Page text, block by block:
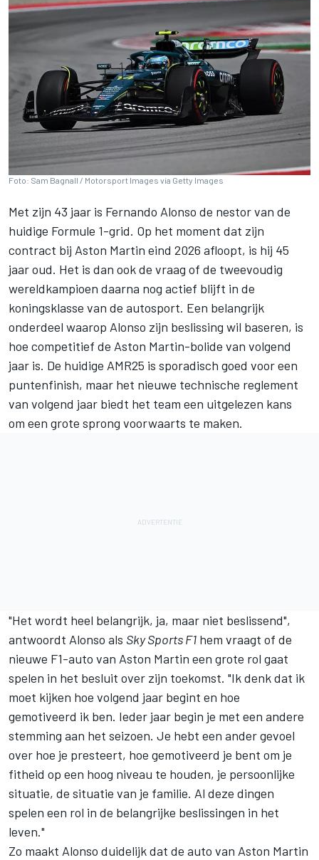
Foto: Sam Bagnall / Motorsport Images via Getty Images
Met zijn 43 jaar is Fernando Alonso de nestor van de
huidige Formule 1-grid. Op het moment dat zijn
contract bij Aston Martin eind 2026 afloopt, is hij 45
jaar oud. Het is dan ook de vraag of de tweevoudig
wereldkampioen daarna nog actief blijft in de
koningsklasse van de autosport. Een belangrijk
onderdeel waarop Alonso zijn beslissing wil baseren, is
hoe competitief de Aston Martin-bolide van volgend
jaar is. De huidige AMR25 is sporadisch goed voor een
puntenfinish, maar het nieuwe technische reglement
van volgend jaar biedt het team een uitgelezen kans
om een grote sprong voorwaarts te maken.
"Het wordt heel belangrijk, ja, maar niet beslissend",
antwoordt Alonso als Sky Sports F1 hem vraagt of de
nieuwe F1-auto van Aston Martin een grote rol gaat
spelen in het besluit over zijn toekomst. "Ik denk dat ik
moet kijken hoe volgend jaar begint en hoe
gemotiveerd ik ben. Ieder jaar begin je met een andere
stemming aan het seizoen. Je hebt een ander gevoel
over hoe je presteert, hoe gemotiveerd je bent om je
fitheid op een hoog niveau te houden, je persoonlijke
situatie, de situatie van je familie. Al deze dingen
spelen een rol in de belangrijke beslissingen in het
leven."
Zo maakt Alonso duidelijk dat de auto van Aston Martin